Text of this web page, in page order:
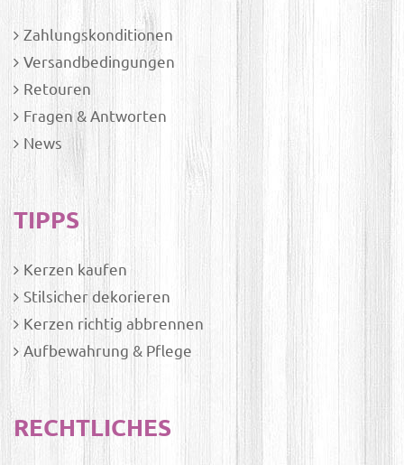
Zahlungskonditionen
Versandbedingungen
Retouren
Fragen & Antworten
News
TIPPS
Kerzen kaufen
Stilsicher dekorieren
Kerzen richtig abbrennen
Aufbewahrung & Pflege
RECHTLICHES